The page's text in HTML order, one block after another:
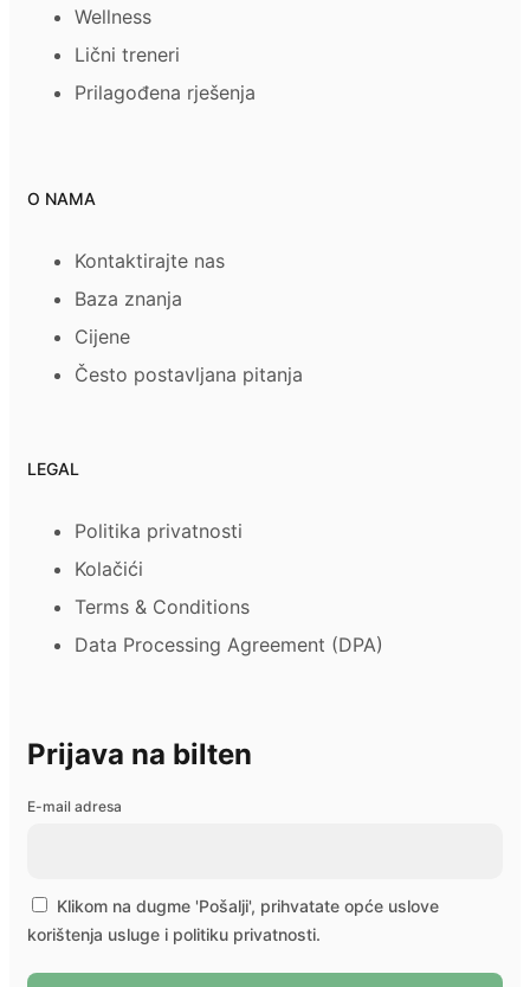
Wellness
Lični treneri
Prilagođena rješenja
O NAMA
Kontaktirajte nas
Baza znanja
Cijene
Često postavljana pitanja
LEGAL
Politika privatnosti
Kolačići
Terms & Conditions
Data Processing Agreement (DPA)
Prijava na bilten
E-mail adresa
Klikom na dugme 'Pošalji', prihvatate opće uslove
korištenja usluge i politiku privatnosti.